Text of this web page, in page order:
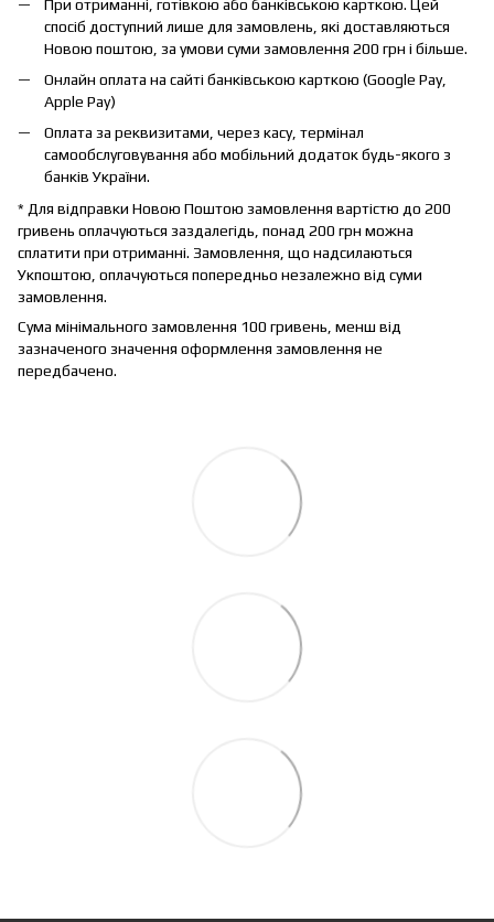
При отриманні, готівкою або банківською карткою. Цей
спосіб доступний лише для замовлень, які доставляються
Новою поштою, за умови суми замовлення 200 грн і більше.
Онлайн оплата на сайті банківською карткою (Google Pay,
Apple Pay)
Оплата за реквизитами, через касу, термінал
самообслуговування або мобільний додаток будь-якого з
банків України.
* Для відправки Новою Поштою замовлення вартістю до 200
гривень оплачуються заздалегідь, понад 200 грн можна
сплатити при отриманні. Замовлення, що надсилаються
Укпоштою, оплачуються попередньо незалежно від суми
замовлення.
Сума мінімального замовлення 100 гривень, менш від
зазначеного значення оформлення замовлення не
передбачено.